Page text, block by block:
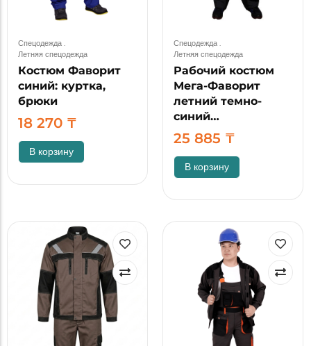
Спецодежда.
Летняя спецодежда
Костюм Фаворит
синий: куртка,
брюки
18 270 ₸
В корзину
Спецодежда.
Летняя спецодежда
Рабочий костюм
Мега-Фаворит
летний темно-
синий…
25 885 ₸
В корзину